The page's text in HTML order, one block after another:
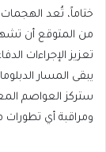
ختاماً، تُعد الهجمات
من المتوقع أن
تعزيز الإجراءات
يبقى المسار
ستركز العواصم
ومراقبة أي تطورات